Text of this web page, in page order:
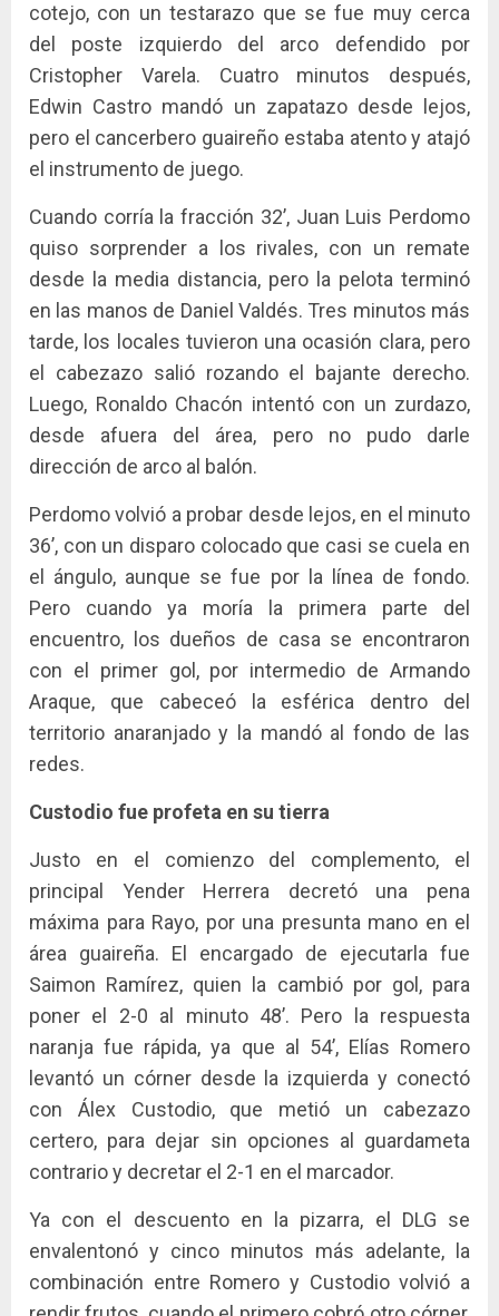
cotejo, con un testarazo que se fue muy cerca
del poste izquierdo del arco defendido por
Cristopher Varela. Cuatro minutos después,
Edwin Castro mandó un zapatazo desde lejos,
pero el cancerbero guaireño estaba atento y atajó
el instrumento de juego.
Cuando corría la fracción 32’, Juan Luis Perdomo
quiso sorprender a los rivales, con un remate
desde la media distancia, pero la pelota terminó
en las manos de Daniel Valdés. Tres minutos más
tarde, los locales tuvieron una ocasión clara, pero
el cabezazo salió rozando el bajante derecho.
Luego, Ronaldo Chacón intentó con un zurdazo,
desde afuera del área, pero no pudo darle
dirección de arco al balón.
Perdomo volvió a probar desde lejos, en el minuto
36’, con un disparo colocado que casi se cuela en
el ángulo, aunque se fue por la línea de fondo.
Pero cuando ya moría la primera parte del
encuentro, los dueños de casa se encontraron
con el primer gol, por intermedio de Armando
Araque, que cabeceó la esférica dentro del
territorio anaranjado y la mandó al fondo de las
redes.
Custodio fue profeta en su tierra
Justo en el comienzo del complemento, el
principal Yender Herrera decretó una pena
máxima para Rayo, por una presunta mano en el
área guaireña. El encargado de ejecutarla fue
Saimon Ramírez, quien la cambió por gol, para
poner el 2-0 al minuto 48’. Pero la respuesta
naranja fue rápida, ya que al 54’, Elías Romero
levantó un córner desde la izquierda y conectó
con Álex Custodio, que metió un cabezazo
certero, para dejar sin opciones al guardameta
contrario y decretar el 2-1 en el marcador.
Ya con el descuento en la pizarra, el DLG se
envalentonó y cinco minutos más adelante, la
combinación entre Romero y Custodio volvió a